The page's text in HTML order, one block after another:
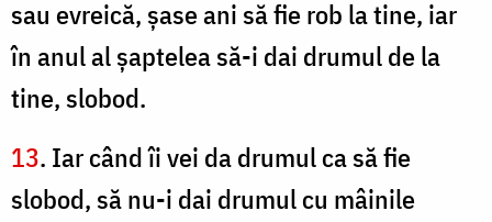
sau evreică, şase ani să fie rob la tine, iar
în anul al şaptelea să-i dai drumul de la
tine, slobod.
13. Iar când îi vei da drumul ca să fie
slobod, să nu-i dai drumul cu mâinile